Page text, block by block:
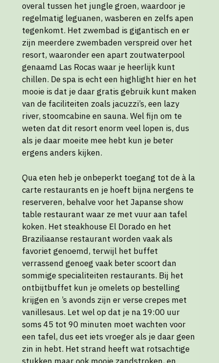
overal tussen het jungle groen, waardoor je
regelmatig leguanen, wasberen en zelfs apen
tegenkomt. Het zwembad is gigantisch en er
zijn meerdere zwembaden verspreid over het
resort, waaronder een apart zoutwaterpool
genaamd Las Rocas waar je heerlijk kunt
chillen. De spa is echt een highlight hier en het
mooie is dat je daar gratis gebruik kunt maken
van de faciliteiten zoals jacuzzi’s, een lazy
river, stoomcabine en sauna. Wel fijn om te
weten dat dit resort enorm veel lopen is, dus
als je daar moeite mee hebt kun je beter
ergens anders kijken.
Qua eten heb je onbeperkt toegang tot de à la
carte restaurants en je hoeft bijna nergens te
reserveren, behalve voor het Japanse show
table restaurant waar ze met vuur aan tafel
koken. Het steakhouse El Dorado en het
Braziliaanse restaurant worden vaak als
favoriet genoemd, terwijl het buffet
verrassend genoeg vaak beter scoort dan
sommige specialiteiten restaurants. Bij het
ontbijtbuffet kun je omelets op bestelling
krijgen en ’s avonds zijn er verse crepes met
vanillesaus. Let wel op dat je na 19:00 uur
soms 45 tot 90 minuten moet wachten voor
een tafel, dus eet iets vroeger als je daar geen
zin in hebt. Het strand heeft wat rotsachtige